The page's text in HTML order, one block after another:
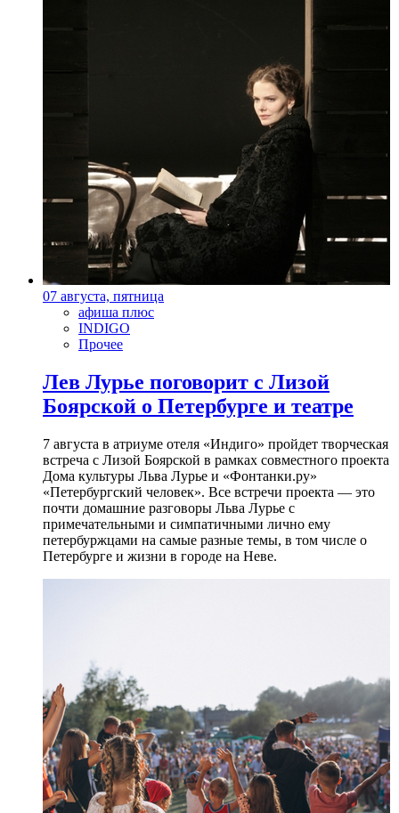
07 августа, пятница
афиша плюс
INDIGO
Прочее
Лев Лурье поговорит с Лизой
Боярской о Петербурге и театре
7 августа в атриуме отеля «Индиго» пройдет творческая
встреча с Лизой Боярской в рамках совместного проекта
Дома культуры Льва Лурье и «Фонтанки.ру»
«Петербургский человек». Все встречи проекта — это
почти домашние разговоры Льва Лурье с
примечательными и симпатичными лично ему
петербуржцами на самые разные темы, в том числе о
Петербурге и жизни в городе на Неве.